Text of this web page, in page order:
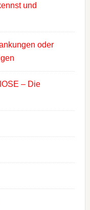
und
oder
– Die